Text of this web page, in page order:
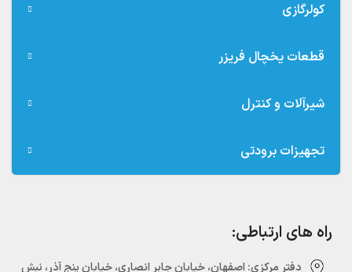
کولرگازی
قطعات یخچال فریزر
شیرآلات و کنترل
تجهیزات برودتی
راه های ارتباطی:
دفتر مرکزی:‌ اصفهان، خیابان جابر انصاری، خیابان پنج آذر، نبش